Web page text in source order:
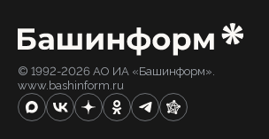
© 1992-2026 АО ИА «Башинформ».
www.bashinform.ru